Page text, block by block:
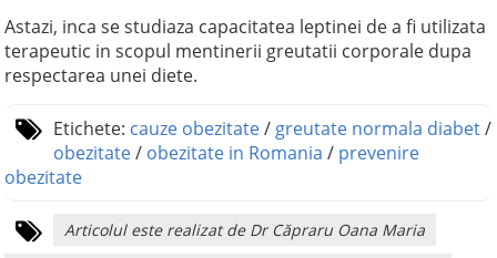
Astazi, inca se studiaza capacitatea leptinei de a fi utilizata
terapeutic in scopul mentinerii greutatii corporale dupa
respectarea unei diete.
Etichete: cauze obezitate/ greutate normala diabet/
obezitate/ obezitate in Romania / prevenire
obezitate
Articolul este realizat de Dr Căpraru Oana Maria